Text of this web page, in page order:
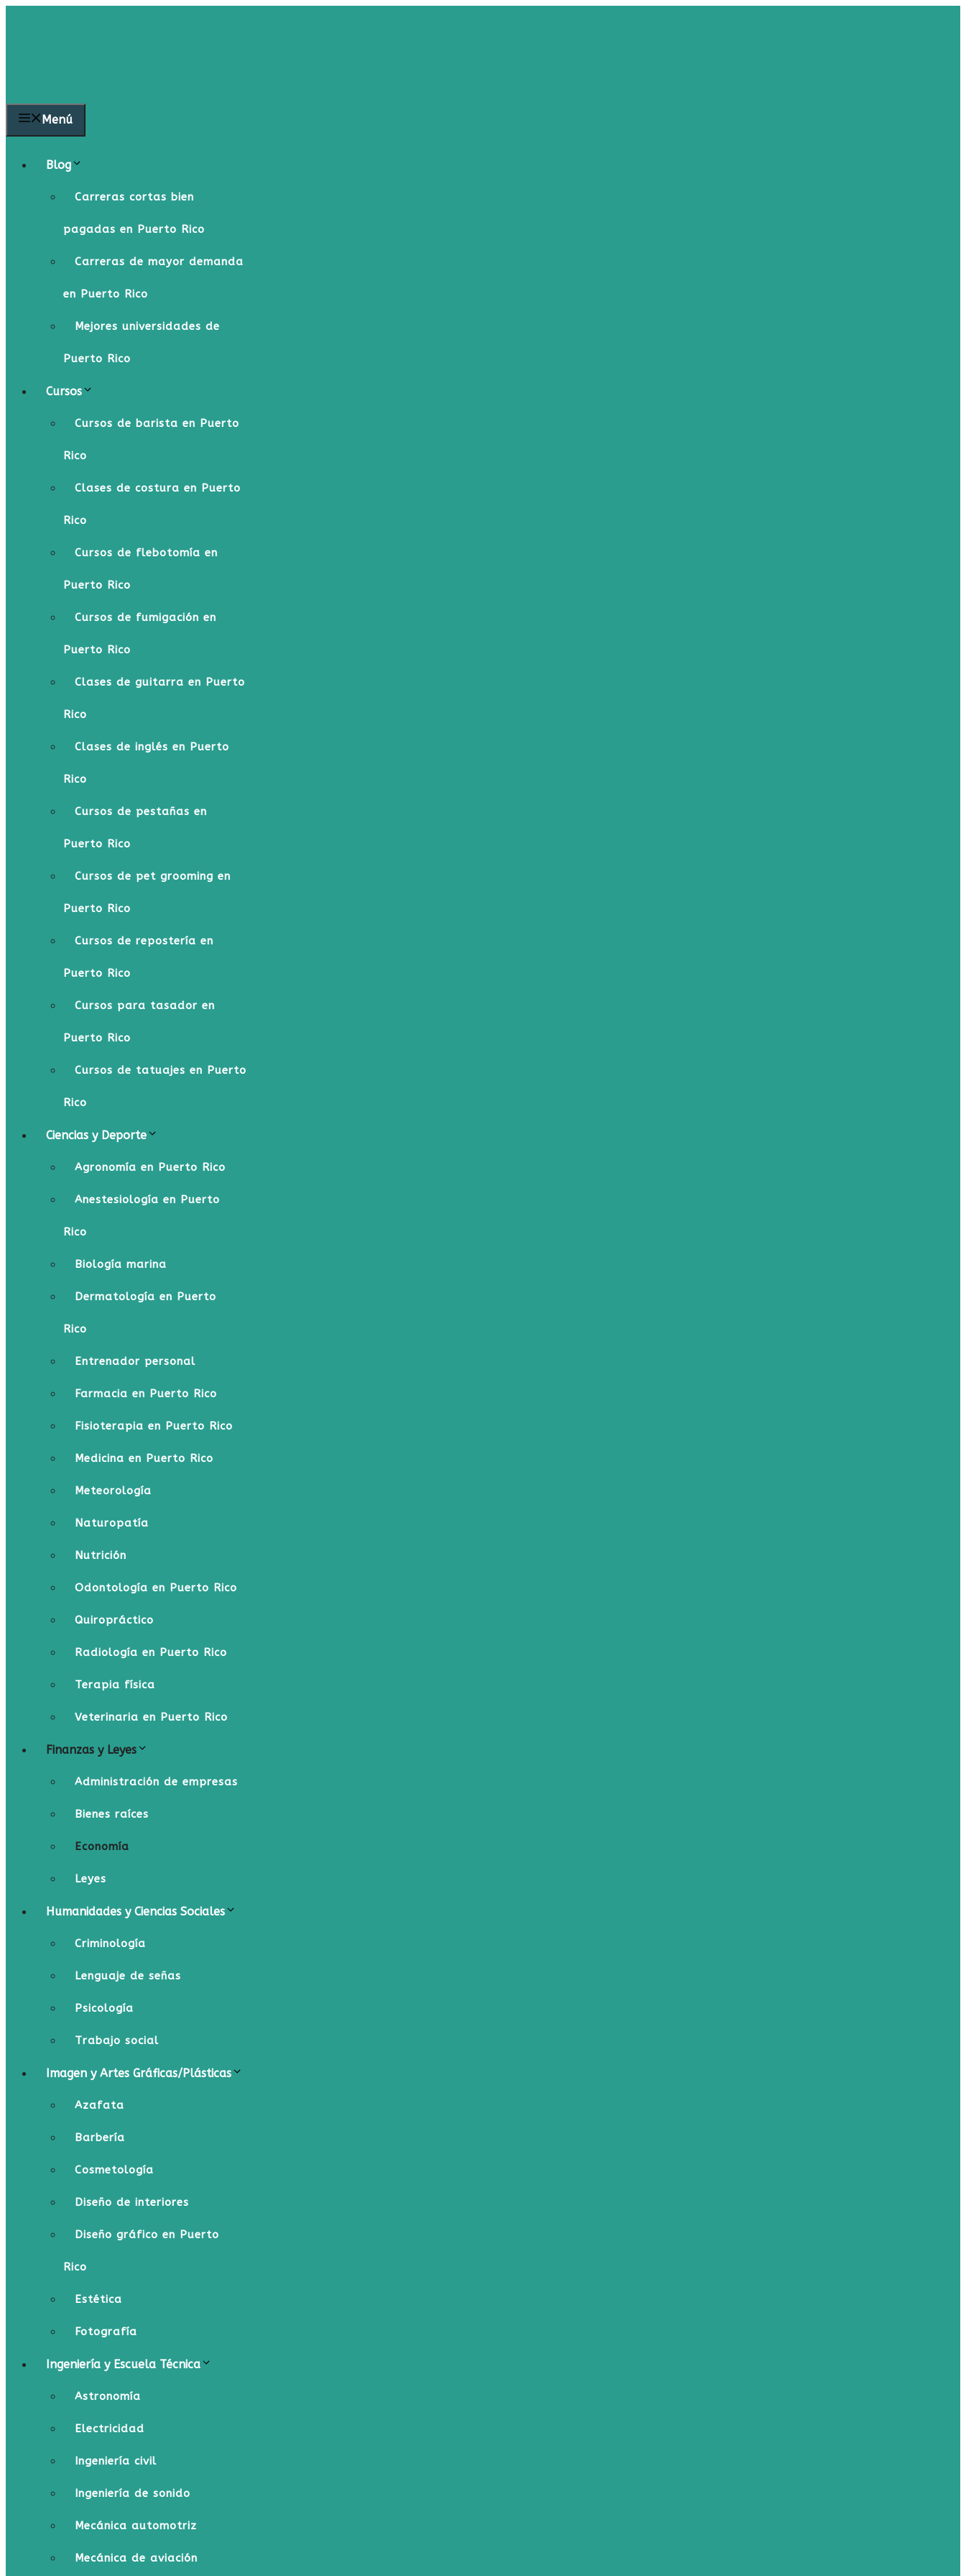
Menú
Blog
Carreras cortas bien
pagadas en Puerto Rico
Carreras de mayor demanda
en Puerto Rico
Mejores universidades de
Puerto Rico
Cursos
Cursos de barista en Puerto
Rico
Clases de costura en Puerto
Rico
Cursos de flebotomía en
Puerto Rico
Cursos de fumigación en
Puerto Rico
Clases de guitarra en Puerto
Rico
Clases de inglés en Puerto
Rico
Cursos de pestañas en
Puerto Rico
Cursos de pet grooming en
Puerto Rico
Cursos de repostería en
Puerto Rico
Cursos para tasador en
Puerto Rico
Cursos de tatuajes en Puerto
Rico
Ciencias y Deporte
Agronomía en Puerto Rico
Anestesiología en Puerto
Rico
Biología marina
Dermatología en Puerto
Rico
Entrenador personal
Farmacia en Puerto Rico
Fisioterapia en Puerto Rico
Medicina en Puerto Rico
Meteorología
Naturopatía
Nutrición
Odontología en Puerto Rico
Quiropráctico
Radiología en Puerto Rico
Terapia física
Veterinaria en Puerto Rico
Finanzas y Leyes
Administración de empresas
Bienes raíces
Economía
Leyes
Humanidades y Ciencias Sociales
Criminología
Lenguaje de señas
Psicología
Trabajo social
Imagen y Artes Gráficas/Plásticas
Azafata
Barbería
Cosmetología
Diseño de interiores
Diseño gráfico en Puerto
Rico
Estética
Fotografía
Ingeniería y Escuela Técnica
Astronomía
Electricidad
Ingeniería civil
Ingeniería de sonido
Mecánica automotriz
Mecánica de aviación